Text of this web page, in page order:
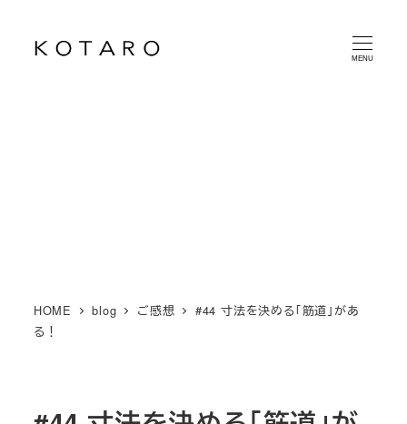
MENU
HOME blog ご感想
#44 寸法を決める「筋道」があ
る！